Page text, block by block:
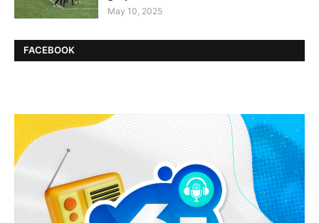
May 10, 2025
FACEBOOK